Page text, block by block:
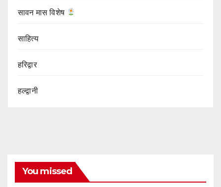
सावन मास विशेष
साहित्य
हरिद्वार
हल्द्वानी
You missed